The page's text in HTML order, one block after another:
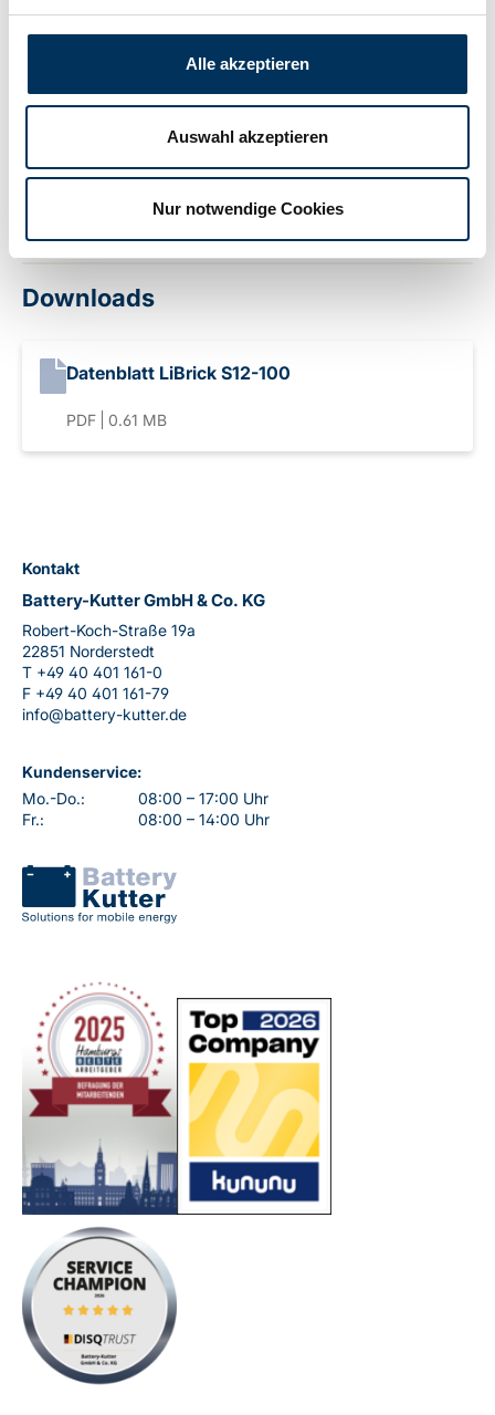
Alle akzeptieren
Auswahl akzeptieren
Nur notwendige Cookies
212mm
Downloads
Datenblatt LiBrick S12-100
PDF 0.61 MB
Kontakt
Battery-Kutter GmbH & Co. KG
Robert-Koch-Straße 19a
22851 Norderstedt
T +49 40 401 161-0
F +49 40 401 161-79
info@battery-kutter.de
Kundenservice:
Mo.-Do.:
08:00 – 17:00 Uhr
Fr.:
08:00 – 14:00 Uhr